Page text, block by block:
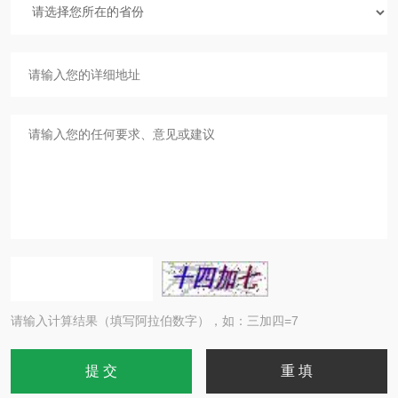
请输入计算结果（填写阿拉伯数字），如：三加四=7